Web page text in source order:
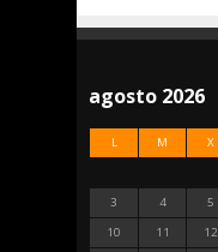
agosto 2026
L M X
3
4 5
10
11 12